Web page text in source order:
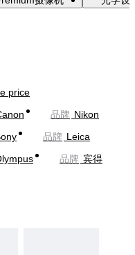
price
品牌 Nikon
品牌 Leica
品牌 宾得